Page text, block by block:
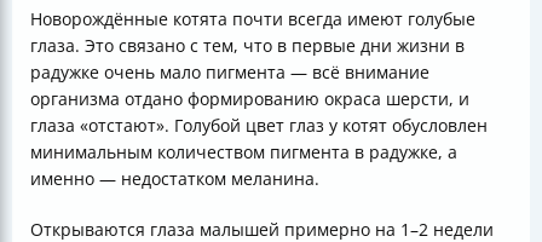
Новорождённые котята почти всегда имеют голубые
глаза. Это связано с тем, что в первые дни жизни в
радужке очень мало пигмента — всё внимание
организма отдано формированию окраса шерсти, и
глаза «отстают». Голубой цвет глаз у котят обусловлен
минимальным количеством пигмента в радужке, а
именно — недостатком меланина.
Открываются глаза малышей примерно на 1–2 недели